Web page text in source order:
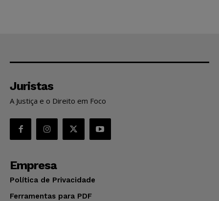
Juristas
A Justiça e o Direito em Foco
Empresa
Política de Privacidade
Ferramentas para PDF